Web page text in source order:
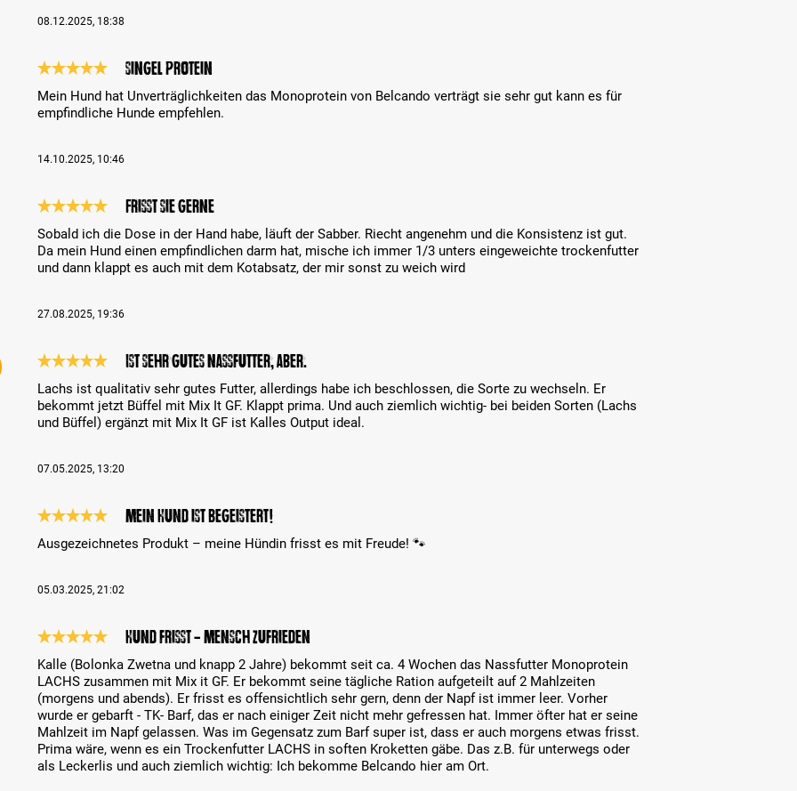
08.12.2025, 18:38
Singel Protein
Mein Hund hat Unverträglichkeiten das Monoprotein von Belcando verträgt sie sehr gut kann es für
empfindliche Hunde empfehlen.
14.10.2025, 10:46
Frisst sie gerne
Sobald ich die Dose in der Hand habe, läuft der Sabber. Riecht angenehm und die Konsistenz ist gut.
Da mein Hund einen empfindlichen darm hat, mische ich immer 1/3 unters eingeweichte trockenfutter
und dann klappt es auch mit dem Kotabsatz, der mir sonst zu weich wird
27.08.2025, 19:36
Ist sehr gutes Nassfutter, aber….
Lachs ist qualitativ sehr gutes Futter, allerdings habe ich beschlossen, die Sorte zu wechseln. Er
bekommt jetzt Büffel mit Mix It GF. Klappt prima. Und auch ziemlich wichtig- bei beiden Sorten (Lachs
und Büffel) ergänzt mit Mix It GF ist Kalles Output ideal.
07.05.2025, 13:20
Mein Hund ist begeistert!
Ausgezeichnetes Produkt – meine Hündin frisst es mit Freude! 🐾
05.03.2025, 21:02
Hund frisst - Mensch zufrieden
Kalle (Bolonka Zwetna und knapp 2 Jahre) bekommt seit ca. 4 Wochen das Nassfutter Monoprotein
LACHS zusammen mit Mix it GF. Er bekommt seine tägliche Ration aufgeteilt auf 2 Mahlzeiten
(morgens und abends). Er frisst es offensichtlich sehr gern, denn der Napf ist immer leer. Vorher
wurde er gebarft - TK- Barf, das er nach einiger Zeit nicht mehr gefressen hat. Immer öfter hat er seine
Mahlzeit im Napf gelassen. Was im Gegensatz zum Barf super ist, dass er auch morgens etwas frisst.
Prima wäre, wenn es ein Trockenfutter LACHS in soften Kroketten gäbe. Das z.B. für unterwegs oder
als Leckerlis und auch ziemlich wichtig: Ich bekomme Belcando hier am Ort.